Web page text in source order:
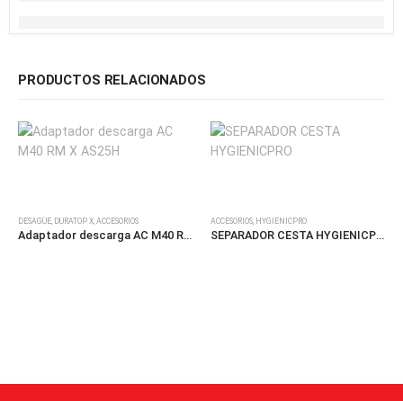
PRODUCTOS RELACIONADOS
DESAGÜE, DURATOP X, ACCESORIOS
Adaptador descarga AC M40 RM X AS25H
ACCESORIOS, HYGIENICPRO
SEPARADOR CESTA HYGIENICPRO